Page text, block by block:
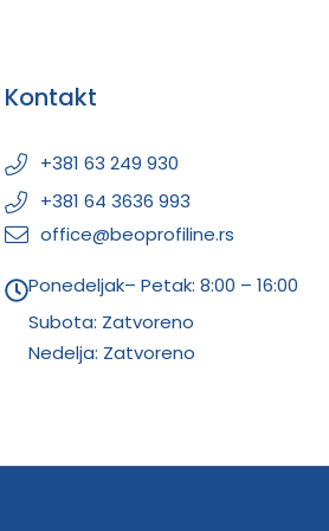
Kontakt
+381 63 249 930
+381 64 3636 993
office@beoprofiline.rs
Ponedeljak– Petak: 8:00 – 16:00
Subota: Zatvoreno
Nedelja: Zatvoreno